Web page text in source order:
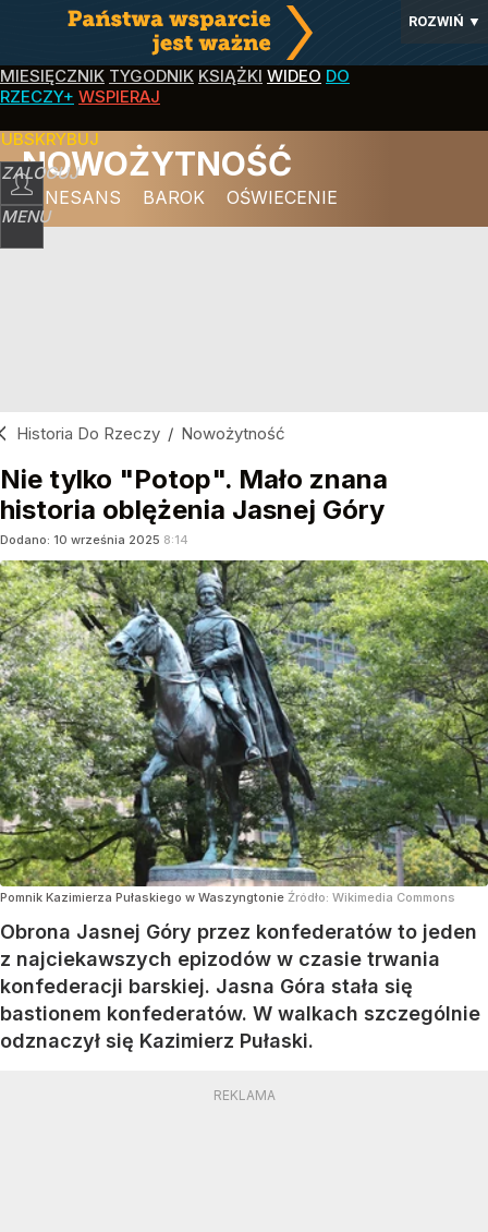
ROZWIŃ ▼
MIESIĘCZNIK TYGODNIK KSIĄŻKI WIDEO DO
RZECZY+ WSPIERAJ
ZALOGUJ
MENU
NOWOŻYTNOŚĆ
RENESANS BAROK OŚWIECENIE
Historia Do Rzeczy / Nowożytność
Nie tylko "Potop". Mało znana
historia oblężenia Jasnej Góry
Dodano: 10 września 2025 8:14
Pomnik Kazimierza Pułaskiego w Waszyngtonie Źródło: Wikimedia Commons
Obrona Jasnej Góry przez konfederatów to jeden
z najciekawszych epizodów w czasie trwania
konfederacji barskiej. Jasna Góra stała się
bastionem konfederatów. W walkach szczególnie
odznaczył się Kazimierz Pułaski.